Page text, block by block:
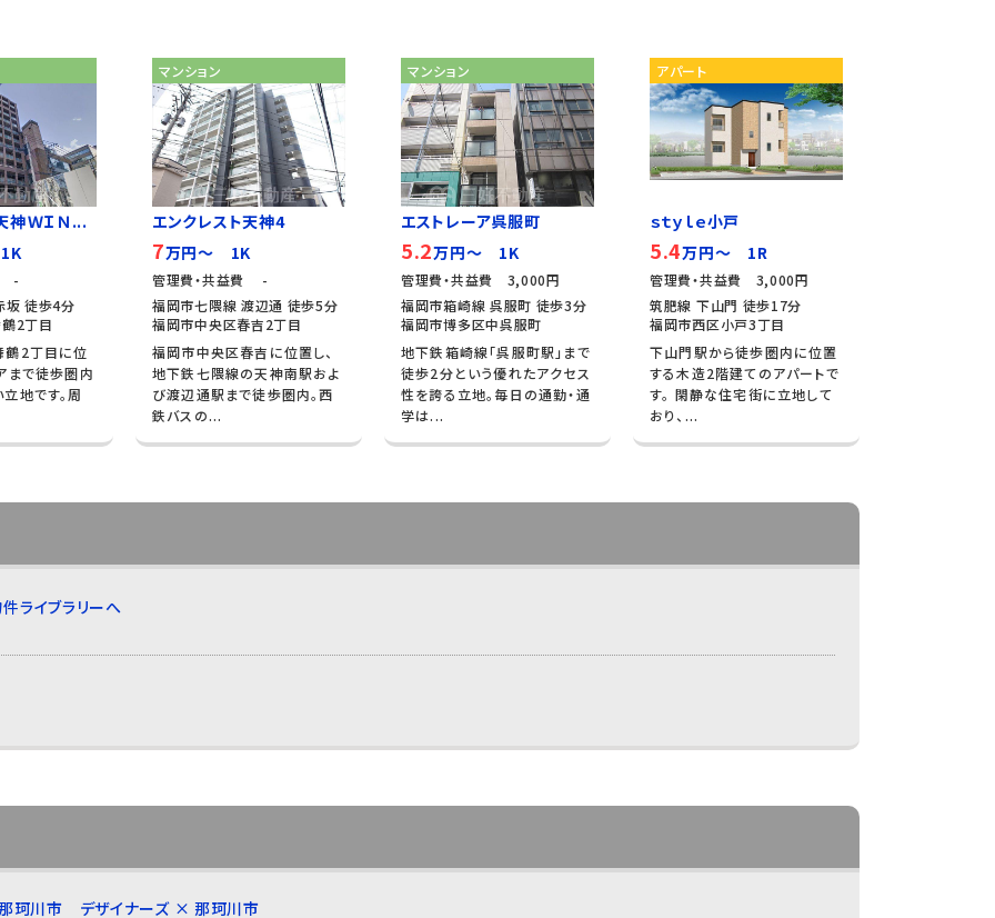
神ＷＩＮ...
-
坂 徒歩4分
2丁目
鶴2丁目に位
まで徒歩圏内
地です。周
マンション
エンクレスト天神4
7万円～ 1K
管理費・共益費 -
福岡市七隈線 渡辺通 徒歩5分
福岡市中央区春吉2丁目
福岡市中央区春吉に位置し、
地下鉄七隈線の天神南駅およ
び渡辺通駅まで徒歩圏内。西
鉄バスの...
マンション
エストレーア呉服町
5.2万円～ 1K
管理費・共益費 3,000円
福岡市箱崎線 呉服町 徒歩3分
福岡市博多区中呉服町
地下鉄箱崎線「呉服町駅」まで
徒歩2分という優れたアクセス
性を誇る立地。毎日の通勤・通
学は...
アパート
ｓｔｙｌｅ小戸
5.4万円～ 1R
管理費・共益費 3,000円
筑肥線 下山門 徒歩17分
福岡市西区小戸3丁目
下山門駅から徒歩圏内に位置
する木造2階建てのアパートで
す。 閑静な住宅街に立地して
おり、...
ライブラリーへ
珂川市 デザイナーズ × 那珂川市